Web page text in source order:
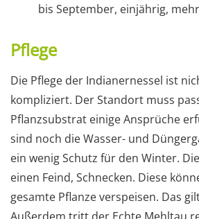
bis September, einjährig,
Pflege
Die Pflege der Indianernessel ist
kompliziert. Der Standort muss
Pflanzsubstrat einige Ansprüche
sind noch die Wasser- und
ein wenig Schutz für den Winter.
einen Feind, Schnecken. Diese
gesamte Pflanze verspeisen. Das